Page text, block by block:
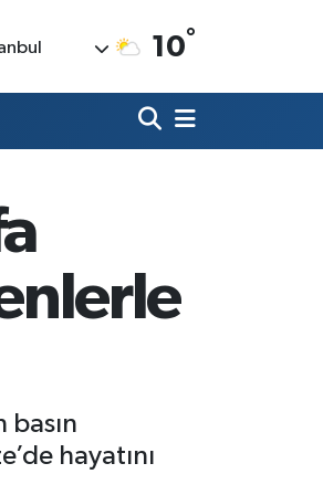
10°
basın
hayatını